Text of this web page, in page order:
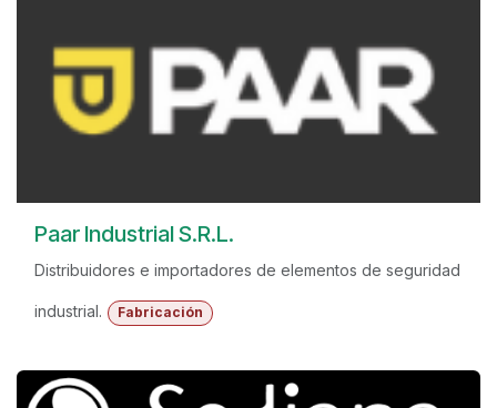
Paar Industrial S.R.L.
Distribuidores e importadores de elementos de seguridad
industrial. Fabricación